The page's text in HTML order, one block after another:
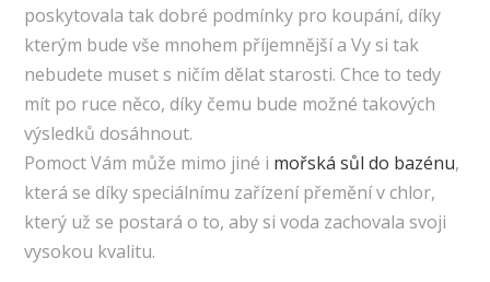
poskytovala tak dobré podmínky pro koupání, díky
kterým bude vše mnohem příjemnější a Vy si tak
nebudete muset s ničím dělat starosti. Chce to tedy
mít po ruce něco, díky čemu bude možné takových
výsledků dosáhnout.
Pomoct Vám může mimo jiné i mořská sůl do bazénu,
která se díky speciálnímu zařízení přemění v chlor,
který už se postará o to, aby si voda zachovala svoji
vysokou kvalitu.